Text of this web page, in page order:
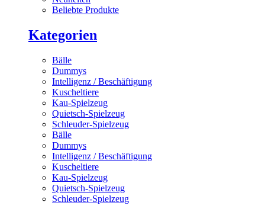
Beliebte Produkte
Kategorien
Bälle
Dummys
Intelligenz / Beschäftigung
Kuscheltiere
Kau-Spielzeug
Quietsch-Spielzeug
Schleuder-Spielzeug
Bälle
Dummys
Intelligenz / Beschäftigung
Kuscheltiere
Kau-Spielzeug
Quietsch-Spielzeug
Schleuder-Spielzeug